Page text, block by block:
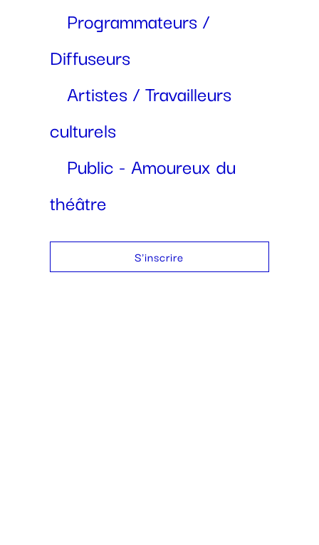
Programmateurs /
Diffuseurs
Artistes / Travailleurs
culturels
Public - Amoureux du
théâtre
S'inscrire